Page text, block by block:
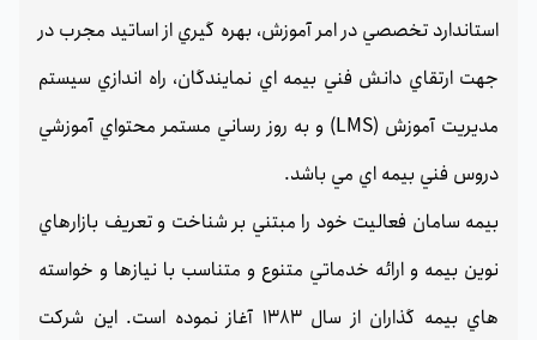
استاندارد تخصصي در امر آموزش، بهره گيري از اساتيد مجرب در
جهت ارتقاي دانش فني بيمه اي نمايندگان، راه اندازي سيستم
مديريت آموزش (LMS) و به روز رساني مستمر محتواي آموزشي
دروس فني بيمه اي مي باشد.
بيمه سامان فعاليت خود را مبتني بر شناخت و تعريف بازارهاي
نوين بيمه و ارائه خدماتي متنوع و متناسب با نيازها و خواسته
هاي بيمه گذاران از سال 1383 آغاز نموده است. اين شركت